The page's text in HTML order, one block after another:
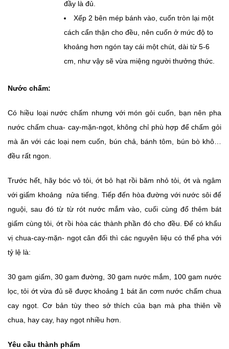
đầy là đủ.
Xếp 2 bên mép bánh vào, cuốn tròn lại một
cách cẩn thận cho đều, nên cuốn ở mức độ to
khoảng hơn ngón tay cái một chút, dài từ 5-6
cm, như vậy sẽ vừa miệng người thưởng thức.
Nước chấm:
Có hiều loại nước chấm nhưng với món gỏi cuốn, bạn nên pha
nước chấm chua- cay-mặn-ngọt, không chỉ phù hợp để chấm gỏi
mà ăn với các loại nem cuốn, bún chả, bánh tôm, bún bò khô…
đều rất ngon.
Trước hết, hãy bóc vỏ tỏi, ớt bỏ hạt rồi băm nhỏ tỏi, ớt và ngâm
với giấm khoảng nửa tiếng. Tiếp đến hòa đường với nước sôi để
nguội, sau đó từ từ rót nước mắm vào, cuối cùng đổ thêm bát
giấm cùng tỏi, ớt rồi hòa các thành phần đó cho đều. Để có khẩu
vị chua-cay-mặn- ngọt cân đối thì các nguyên liệu có thể pha với
tỷ lệ là:
30 gam giấm, 30 gam đường, 30 gam nước mắm, 100 gam nước
lọc, tỏi ớt vừa đủ sẽ được khoảng 1 bát ăn cơm nước chấm chua
cay ngọt. Cơ bản tùy theo sở thích của bạn mà pha thiên về
chua, hay cay, hay ngọt nhiều hơn.
Yêu cầu thành phẩm